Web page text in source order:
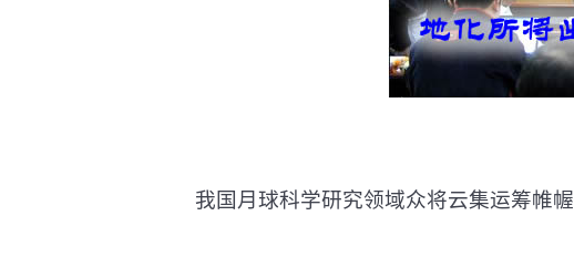
我国月球科学研究领域众将云集运筹帷幄